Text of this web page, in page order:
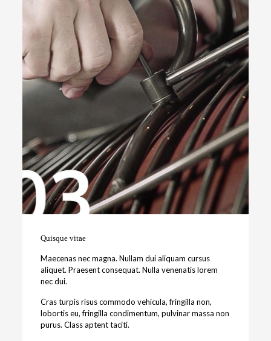
Quisque vitae
Maecenas nec magna. Nullam dui aliquam cursus
aliquet. Praesent consequat. Nulla venenatis lorem
nec dui.
Cras turpis risus commodo vehicula, fringilla non,
lobortis eu, fringilla condimentum, pulvinar massa non
purus. Class aptent taciti.